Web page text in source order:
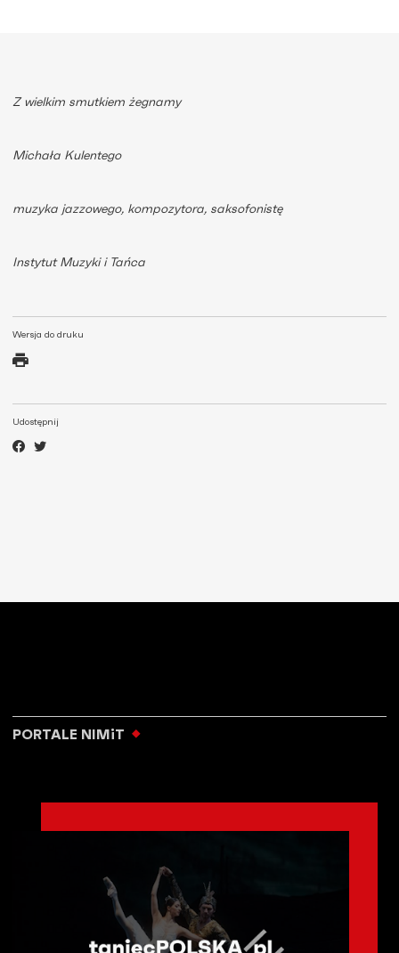
Wersja do druku
Udostępnij
Z wielkim smutkiem żegnamy
Michała Kulentego
muzyka jazzowego, kompozytora, saksofonistę
Instytut Muzyki i Tańca
PORTALE NIMiT